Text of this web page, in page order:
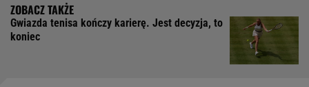
Gwiazda tenisa kończy karierę. Jest decyzja, to
koniec